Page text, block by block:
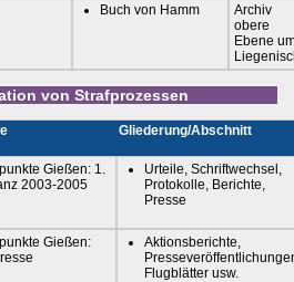
Buch von Hamm
Archiv
obere
Ebene
von Strafprozessen
Gliederung/Abschnitt
Gießen: 1.
2003-2005
Urteile, Schriftwechsel,
Protokolle, Berichte,
Presse
Gießen:
Aktionsberichte,
Flugblätter usw.